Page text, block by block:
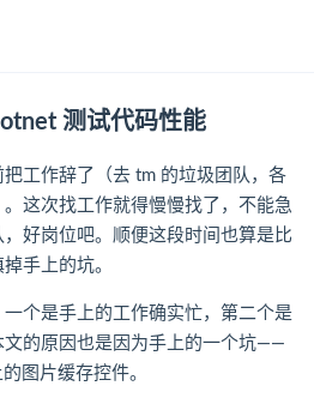
测试代码性能
工作辞了（去 tm 的垃圾团队，各
这次找工作就得慢慢找了，不能急
，好岗位吧。顺便这段时间也算是比
手上的坑。
个是手上的工作确实忙，第二个是
文的原因也是因为手上的一个坑——
图片缓存控件。